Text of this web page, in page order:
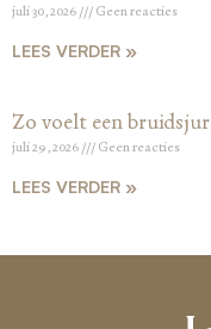
juli 30, 2026 Geen reacties
LEES VERDER »
Zo voelt een
juli 29, 2026 Geen reacties
LEES VERDER »